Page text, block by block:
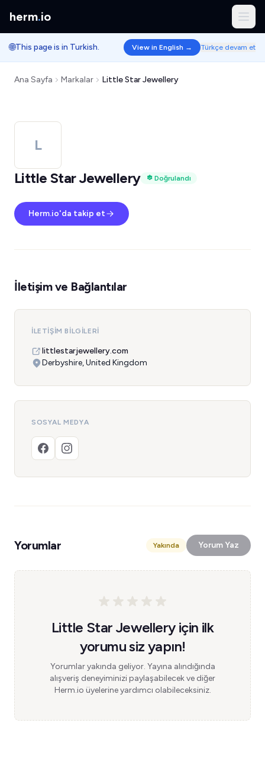
herm.io
🌐This page is in Turkish. View in English → Türkçe devam et
Ana Sayfa Markalar Little Star Jewellery
L
Little Star Jewellery
Doğrulandı
Herm.io'da takip et
İletişim ve Bağlantılar
İLETIŞIM BILGILERI
littlestarjewellery.com
Derbyshire, United Kingdom
SOSYAL MEDYA
Yorumlar Yakında Yorum Yaz
Little Star Jewellery için ilk
yorumu siz yapın!
Yorumlar yakında geliyor. Yayına alındığında
alışveriş deneyiminizi paylaşabilecek ve diğer
Herm.io üyelerine yardımcı olabileceksiniz.